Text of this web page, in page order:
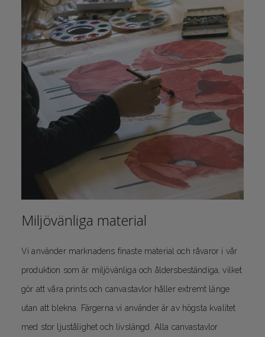
Miljövänliga material
Vi använder marknadens finaste material och råvaror i vår
produktion som är miljövänliga och åldersbeständiga, vilket
gör att våra prints och canvastavlor håller extremt länge
utan att blekna. Färgerna vi använder är av högsta kvalitet
med stor ljustålighet och livslängd. Alla canvastavlor